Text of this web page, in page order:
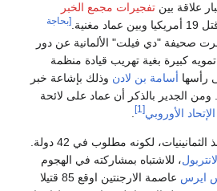
تفجيرات مجمع الخبر
[بحاجة
صحيفة "دي فيلت" الألمانية عن دور
كبيرة بغية تهريب قيادة منظمة
رأسها أسامة بن لادن وذلك بإشاعة خبر
. ومن الجدير بالذكر أن عماد على لائحة
الإتحاد الأوروبي[1]
يعيش عماد مغنية متخفياً منذ الثمانينيات، لكونه مطلوب في 42 دولة.
، للاشتباه بمشاركته في الهجوم
ايرس
عاصمة الارجنتين اوقع 85 قتيلا